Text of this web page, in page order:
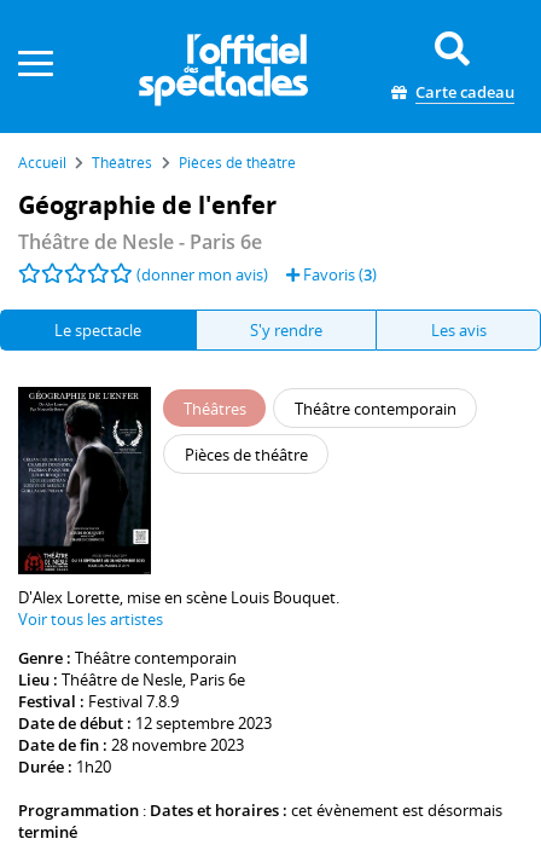
Carte cadeau
Accueil Théâtres Pièces de théâtre
Géographie de l'enfer
Théâtre de Nesle- Paris 6e
(donner mon avis) Favoris (3)
Le spectacle S'y rendre Les avis
Théâtres Théâtre contemporain
Pièces de théâtre
D'Alex Lorette, mise en scène Louis Bouquet.
Voir tous les artistes
Genre : Théâtre contemporain
Lieu : Théâtre de Nesle, Paris 6e
Festival : Festival 7.8.9
Date de début : 12 septembre 2023
Date de fin : 28 novembre 2023
Durée : 1h20
Programmation : Dates et horaires : cet évènement est désormais
terminé